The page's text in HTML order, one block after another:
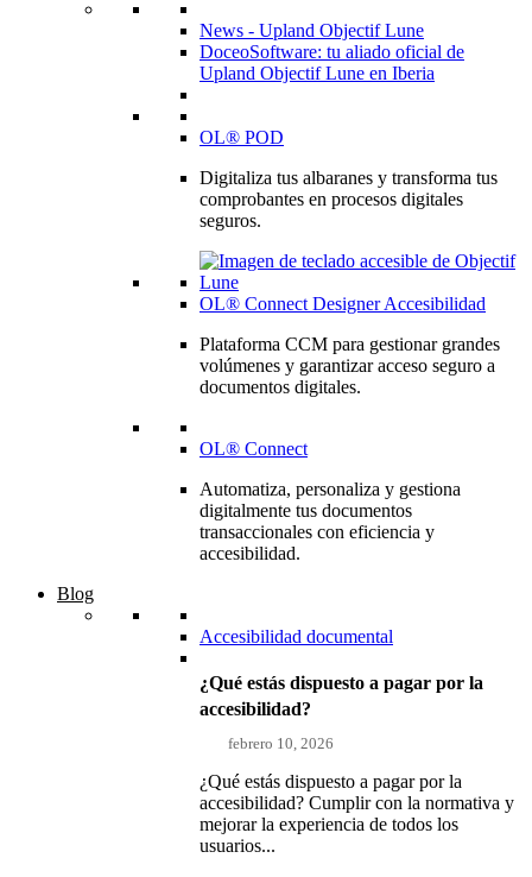
News - Upland Objectif Lune
DoceoSoftware: tu aliado oficial de
Upland Objectif Lune en Iberia
OL® POD
Digitaliza tus albaranes y transforma tus
comprobantes en procesos digitales
seguros.
OL® Connect Designer Accesibilidad
Plataforma CCM para gestionar grandes
volúmenes y garantizar acceso seguro a
documentos digitales.
OL® Connect
Automatiza, personaliza y gestiona
digitalmente tus documentos
transaccionales con eficiencia y
accesibilidad.
Blog
Accesibilidad documental
¿Qué estás dispuesto a pagar por la
accesibilidad?
febrero 10, 2026
¿Qué estás dispuesto a pagar por la
accesibilidad? Cumplir con la normativa y
mejorar la experiencia de todos los
usuarios...